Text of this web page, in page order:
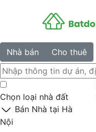
Nhà bán Cho thuê
Chọn loại nhà đất
Bán Nhà tại Hà
Nội